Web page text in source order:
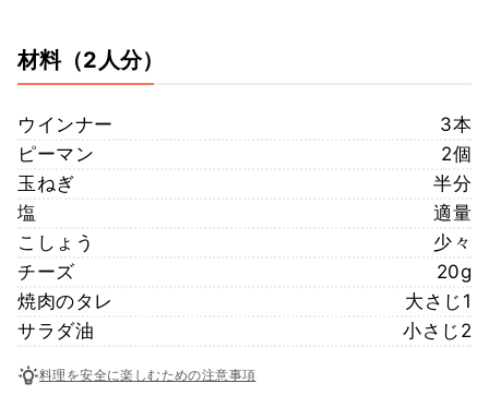
材料（2人分）
ウインナー
3本
ピーマン
2個
玉ねぎ
半分
塩
適量
こしょう
少々
チーズ
20g
焼肉のタレ
大さじ1
サラダ油
小さじ2
料理を安全に楽しむための注意事項